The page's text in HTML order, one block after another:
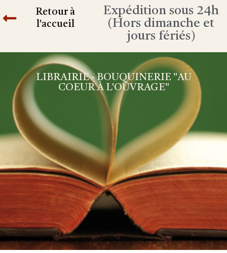
Retour à
l'accueil
Expédition sous 24h
(Hors dimanche et
jours fériés)
LIBRAIRIE - BOUQUINERIE "AU
COEUR À L'OUVRAGE"